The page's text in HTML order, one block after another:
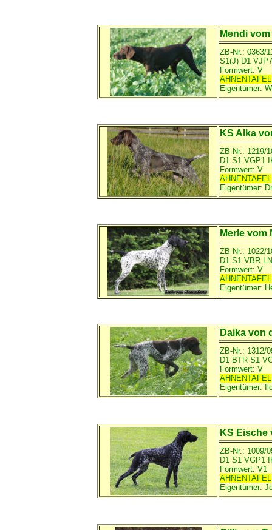
Mendi
ZB-Nr.: 0363/
S1(J) D1
Formwert: V
AHNENTAFEL
Eigentümer:
KS Alka
ZB-Nr.: 1219/
D1 S1 VGP1
Formwert: V
AHNENTAFEL
Eigentümer:
Merle vom
ZB-Nr.: 1022/
D1 S1 VBR
Formwert: V
AHNENTAFEL
Eigentümer:
Daika von
ZB-Nr.: 1312/
D1 BTR S1
Formwert: V
AHNENTAFEL
Eigentümer:
KS Eische
ZB-Nr.: 1009/
D1 S1 VGP1
Formwert: V1
AHNENTAFEL
Eigentümer: